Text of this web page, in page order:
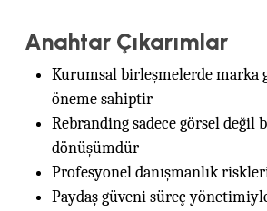
Anahtar Çıkarımlar
Kurumsal birleşmelerde marka
öneme sahiptir
Rebranding sadece görsel değil
dönüşümdür
Profesyonel danışmanlık
Paydaş güveni süreç